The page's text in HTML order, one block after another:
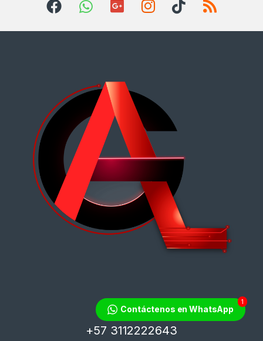
¿Tienes dudas?
¡Contáctanos!
+57 3112222643
Contáctenos en WhatsApp
1